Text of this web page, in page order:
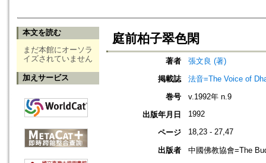
本文を読む
まだ本館にオーソラ
イズされていません
加えサービス
庭前柏子翠色閑
著者
張文良 (著)
掲載誌
法音=The Voice of
巻号
v.1992年 n.9
出版年月日
1992
ページ 18,23 - 27,47
出版者
中國佛教協會=The